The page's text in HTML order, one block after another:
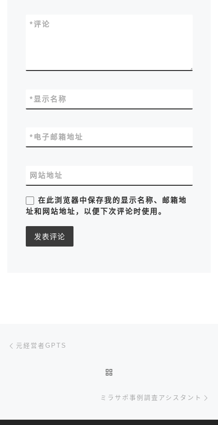
评论
*
显示名称
*
电子邮箱地址
*
网站地址
在此浏览器中保存我的显示名称、邮箱地
址和网站地址，以便下次评论时使用。
文章导航
元経営者GPTS
ミラサポ事例調査アシスタント